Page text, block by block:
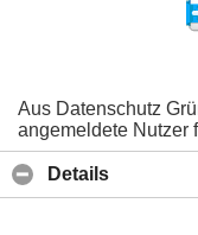
Aus Datenschutz
angemeldete Nutzer
Details